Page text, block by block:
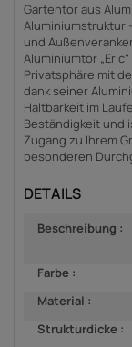
Gartentor aus
Aluminiumstruktur
und
Aluminiumtor
Privatsphäre mit
dank seiner
Haltbarkeit im
Beständigkeit und
Zugang zu Ihrem
besonderen
DETAILS
Beschreibung :
Farbe :
Material :
Strukturdicke :